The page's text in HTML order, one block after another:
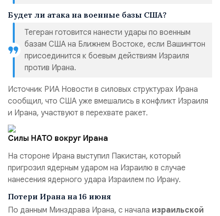
Будет ли атака на военные базы США?
Тегеран готовится нанести удары по военным
базам США на Ближнем Востоке, если Вашингтон
присоединится к боевым действиям Израиля
против Ирана.
Источник РИА Новости в силовых структурах Ирана
сообщил, что США уже вмешались в конфликт Израиля
и Ирана, участвуют в перехвате ракет.
Силы НАТО вокруг Ирана
На стороне Ирана выступил Пакистан, который
пригрозил ядерным ударом на Израилю в случае
нанесения ядерного удара Израилем по Ирану.
Потери Ирана на 16 июня
По данным Минздрава Ирана, с начала израильской